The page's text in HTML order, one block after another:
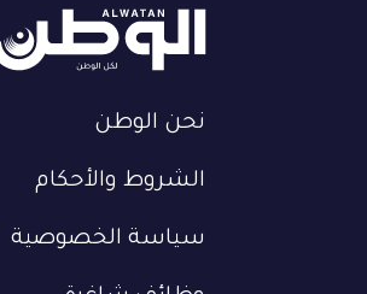
نحن الوطن
الشروط والأحكام
سياسة الخصوصية